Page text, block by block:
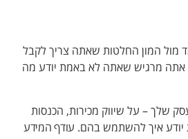
המון החלטות שאתה צריך לקבל
אתה מרגיש שאתה לא באמת יודע מה
שלך – על שיווק מכירות, הכנסות
איך להשתמש בהם.עודף המידע